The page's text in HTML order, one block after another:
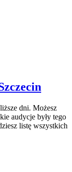
dni. Możesz
audycje były tego
listę wszystkich